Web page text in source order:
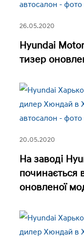
26.05.2020
Hyundai
тизер
20.05.2020
На заводі
починається
оновленої